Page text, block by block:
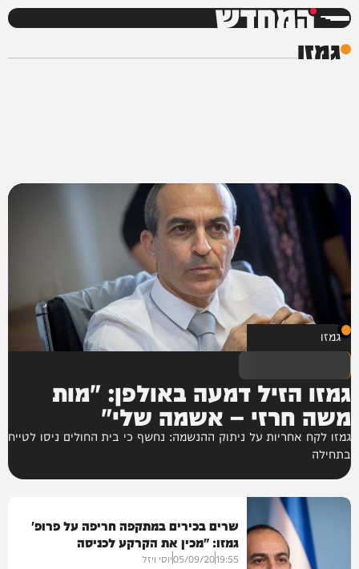
המחדש
גמזו
גמזו
גמזו הזיל דמעה באולפן: "מות
משה חרזי – אשמה שלי"
גמזו לקח אחריות על ניתוק ההנשמה: נחשף כי בית החולים ניסו לטייח
בתחילה
שרים בכירים במתקפה חריפה על פרופ'
גמזו: "מכין את הקרקע לכניסה
לפוליטיקה
19:55
05/09/20יוסי ויזל